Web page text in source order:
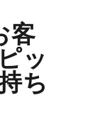
客
ッ
ち